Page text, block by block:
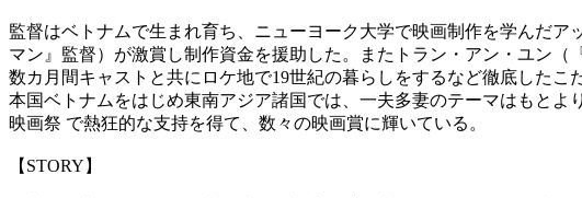
監督はベトナムで生まれ育ち、ニューヨーク大学で映画制作を学んだ
マン』監督）が激賞し制作資金を援助した。またトラン・アン・ユン
数カ月間キャストと共にロケ地で19世紀の暮らしをするなど徹底したこ
本国ベトナムをはじめ東南アジア諸国では、一夫多妻のテーマはもと
映画祭 で熱狂的な支持を得て、数々の映画賞に輝いている。
【STORY】